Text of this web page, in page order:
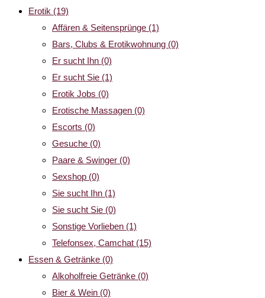
Erotik (19)
Affären & Seitensprünge (1)
Bars, Clubs & Erotikwohnung (0)
Er sucht Ihn (0)
Er sucht Sie (1)
Erotik Jobs (0)
Erotische Massagen (0)
Escorts (0)
Gesuche (0)
Paare & Swinger (0)
Sexshop (0)
Sie sucht Ihn (1)
Sie sucht Sie (0)
Sonstige Vorlieben (1)
Telefonsex, Camchat (15)
Essen & Getränke (0)
Alkoholfreie Getränke (0)
Bier & Wein (0)